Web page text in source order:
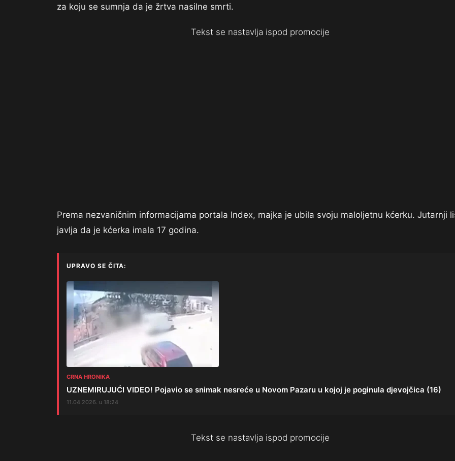
za koju se sumnja da je žrtva nasilne smrti.
Tekst se nastavlja ispod promocije
Prema nezvaničnim informacijama portala Index, majka je ubila svoju maloljetnu kćerku. Jutarnji
javlja da je kćerka imala 17 godina.
UPRAVO SE ČITA:
CRNA HRONIKA
UZNEMIRUJUĆI VIDEO! Pojavio se snimak nesreće u Novom Pazaru u kojoj je poginula djevojčica (16)
11.04.2026. u 18:24
Tekst se nastavlja ispod promocije